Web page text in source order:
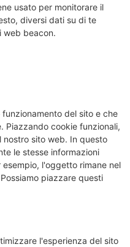
usato per monitorare il
diversi dati su di te
web beacon.
del sito e che
Piazzando cookie funzionali,
sito web. In questo
le stesse informazioni
l'oggetto rimane nel
piazzare questi
l'esperienza del sito